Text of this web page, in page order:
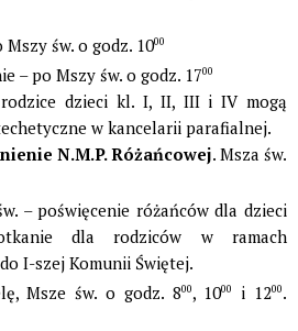
św. o godz. 1000
– po Mszy św. o godz. 1700
rodzice dzieci kl. I, II, III i IV mogą
w kancelarii parafialnej.
N.M.P. Różańcowej. Msza św.
– poświęcenie różańców dla dzieci
dla rodziców w ramach
I-szej Komunii Świętej.
Msze św. o godz. 800, 1000 i 1200.